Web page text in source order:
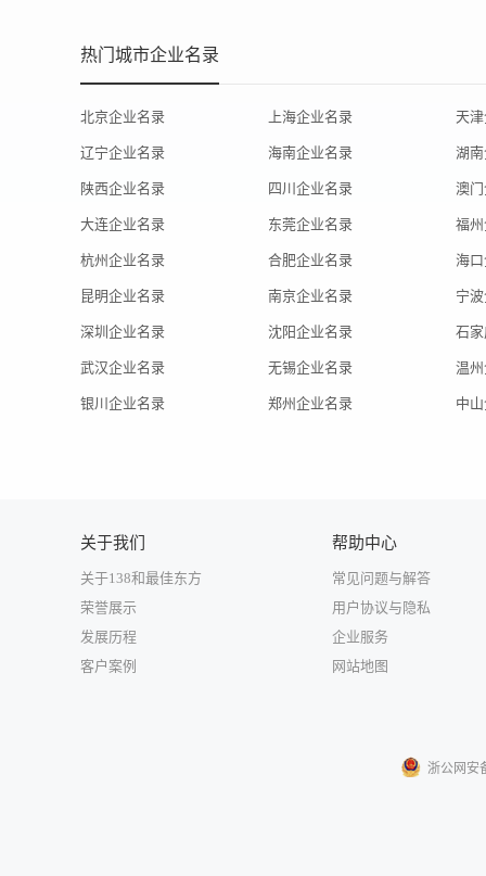
热门城市企业名录
北京企业名录 上海企业名录 天
辽宁企业名录 海南企业名录 湖
陕西企业名录 四川企业名录 澳
大连企业名录 东莞企业名录 福
杭州企业名录 合肥企业名录 海
昆明企业名录 南京企业名录 宁
深圳企业名录 沈阳企业名录 石
武汉企业名录 无锡企业名录 温
银川企业名录 郑州企业名录 中
关于我们
关于138和最佳东方
荣誉展示
发展历程
客户案例
帮助中心
常见问题与解答
用户协议与隐私
企业服务
网站地图
浙公网安